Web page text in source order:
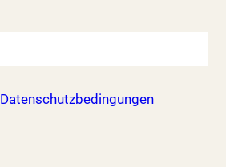
Datenschutzbedingungen